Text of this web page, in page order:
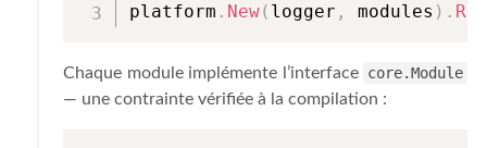
platform . New( logger , modules ) . Run
Chaque module implémente l’interface core.Module
— une contrainte vérifiée à la compilation :